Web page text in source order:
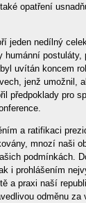
opatření
jeden nedílný
postuláty,
uvítán koncem
jenž umožnil,
předpoklady pro
a ratifikaci
mnozí naši
podmínkách.
i prohlášením
a praxi naší
odměnu za